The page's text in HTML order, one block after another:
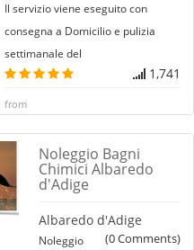
Il servizio viene eseguito con
consegna a Domicilio e pulizia
settimanale del
1,741
from
Noleggio Bagni
Chimici Albaredo
d'Adige
Albaredo d'Adige
(0Comments)
Noleggio